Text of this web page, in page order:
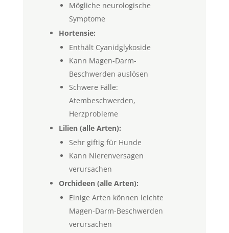
Mögliche neurologische
Symptome
Hortensie:
Enthält Cyanidglykoside
Kann Magen-Darm-
Beschwerden auslösen
Schwere Fälle:
Atembeschwerden,
Herzprobleme
Lilien (alle Arten):
Sehr giftig für Hunde
Kann Nierenversagen
verursachen
Orchideen (alle Arten):
Einige Arten können leichte
Magen-Darm-Beschwerden
verursachen